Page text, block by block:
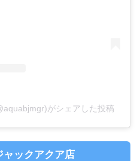
がシェアした投稿
ャックアクア店